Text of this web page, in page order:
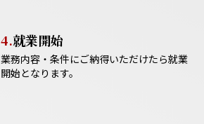
4.就業開始
業務内容・条件にご納得いただけたら就業
開始となります。